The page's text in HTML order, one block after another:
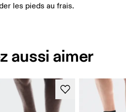
les pieds au frais.
aussi aimer